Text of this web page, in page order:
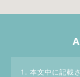
1. 本文中に記載